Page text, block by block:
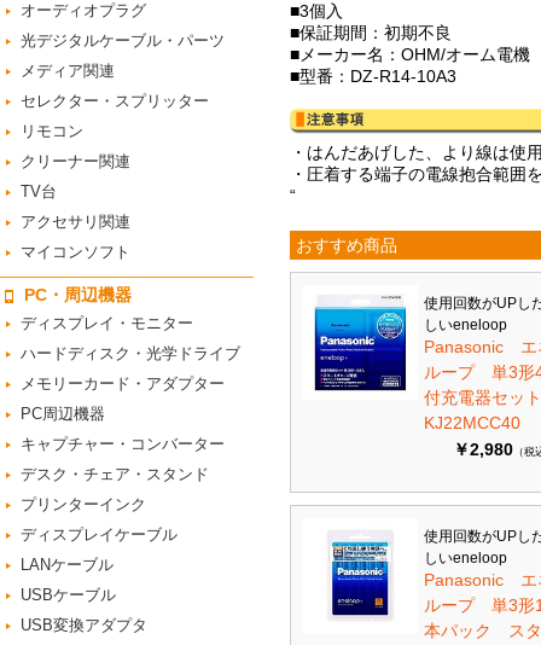
オーディオプラグ
光デジタルケーブル・パーツ
メディア関連
セレクター・スプリッター
リモコン
クリーナー関連
TV台
アクセサリ関連
マイコンソフト
PC・周辺機器
ディスプレイ・モニター
ハードディスク・光学ドライブ
メモリーカード・アダプター
PC周辺機器
キャプチャー・コンバーター
デスク・チェア・スタンド
プリンターインク
ディスプレイケーブル
LANケーブル
USBケーブル
USB変換アダプタ
■3個入
■保証期間：初期不良
■メーカー名：OHM/オーム電機
■型番：DZ-R14-10A3
・はんだあげした、より線は使
・圧着する端子の電線抱合範囲
“
おすすめ商品
使用回数がUPし
しいeneloop
Panasonic エ
ループ 単3形
付充電器セッ
KJ22MCC40
￥2,980 （税
使用回数がUPし
しいeneloop
Panasonic エ
ループ 単3形
本パック ス